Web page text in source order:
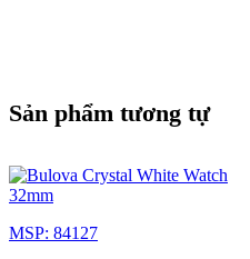
Sản phẩm tương tự
MSP: 84127